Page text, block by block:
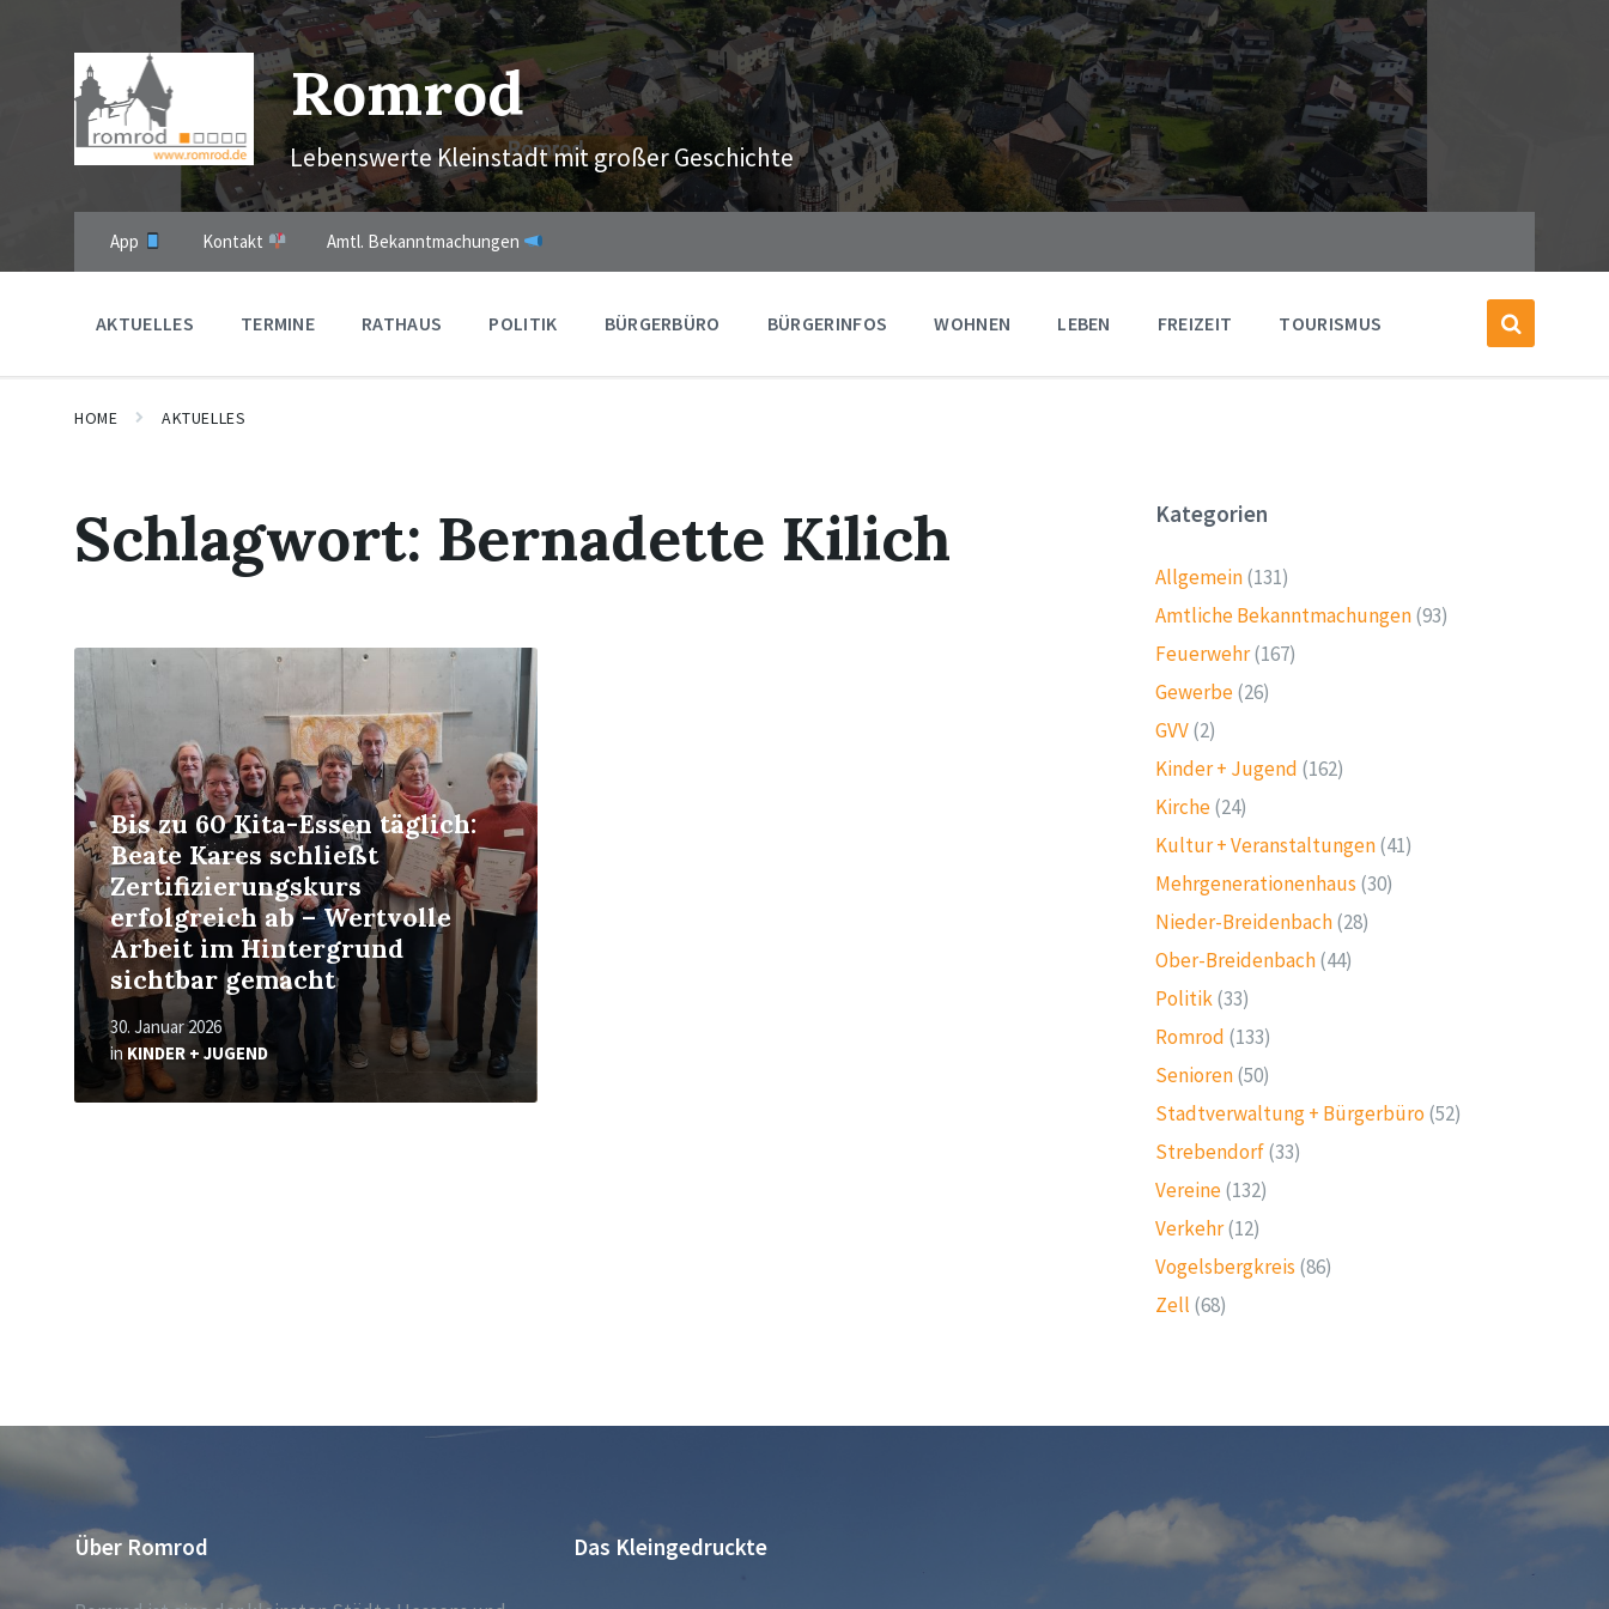
navigation
Romrod
Lebenswerte Kleinstadt mit großer Geschichte
App Kontakt Amtl. Bekanntmachungen
AKTUELLES TERMINE RATHAUS POLITIK BÜRGERBÜRO BÜRGERINFOS WOHNEN LEBEN FREIZEIT TOURISMUS
HOME AKTUELLES
Schlagwort: Bernadette Kilich
Bis zu 60 Kita-Essen täglich:
Beate Kares schließt
Zertifizierungskurs
erfolgreich ab – Wertvolle
Arbeit im Hintergrund
sichtbar gemacht
30. Januar 2026
in KINDER + JUGEND
Read
More
Kategorien
Allgemein(131)
Amtliche Bekanntmachungen(93)
Feuerwehr(167)
Gewerbe(26)
GVV(2)
Kinder + Jugend (162)
Kirche(24)
Kultur + Veranstaltungen(41)
Mehrgenerationenhaus (30)
Nieder-Breidenbach(28)
Ober-Breidenbach(44)
Politik(33)
Romrod (133)
Senioren(50)
Stadtverwaltung + Bürgerbüro (52)
Strebendorf(33)
Vereine(132)
Verkehr(12)
Vogelsbergkreis (86)
Zell (68)
Über Romrod Das Kleingedruckte